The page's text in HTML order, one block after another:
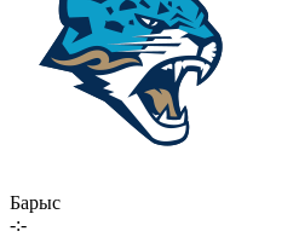
Барыс
-:-